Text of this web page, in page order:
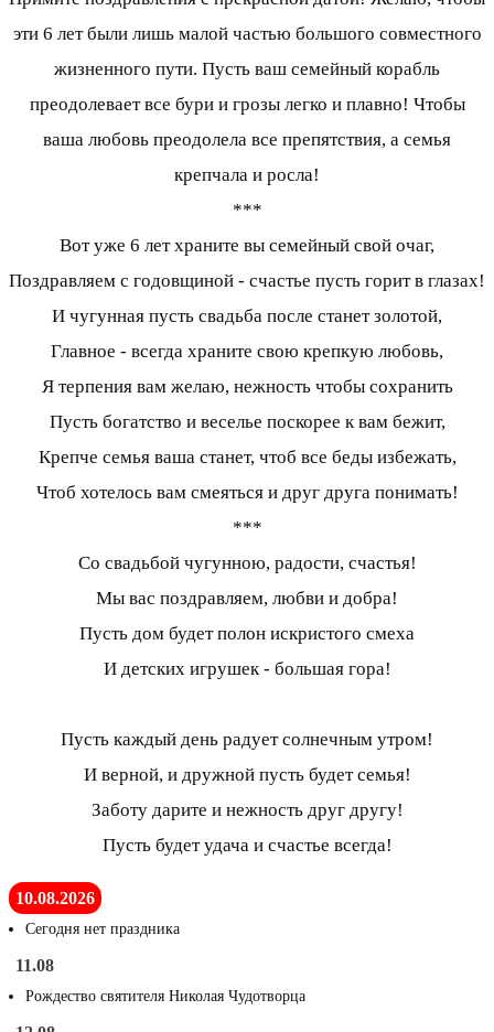
эти 6 лет были лишь малой частью большого совместного
жизненного пути. Пусть ваш семейный корабль
преодолевает все бури и грозы легко и плавно! Чтобы
ваша любовь преодолела все препятствия, а семья
крепчала и росла!
***
Вот уже 6 лет храните вы семейный свой очаг,
Поздравляем с годовщиной - счастье пусть горит в глазах!
И чугунная пусть свадьба после станет золотой,
Главное - всегда храните свою крепкую любовь,
Я терпения вам желаю, нежность чтобы сохранить
Пусть богатство и веселье поскорее к вам бежит,
Крепче семья ваша станет, чтоб все беды избежать,
Чтоб хотелось вам смеяться и друг друга понимать!
***
Со свадьбой чугунною, радости, счастья!
Мы вас поздравляем, любви и добра!
Пусть дом будет полон искристого смеха
И детских игрушек - большая гора!
Пусть каждый день радует солнечным утром!
И верной, и дружной пусть будет семья!
Заботу дарите и нежность друг другу!
Пусть будет удача и счастье всегда!
10.08.2026
Сегодня нет праздника
11.08
Рождество святителя Николая Чудотворца